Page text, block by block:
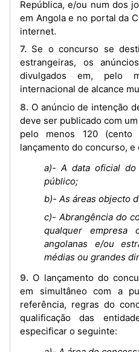
República, e/ou num dos
em Angola e no portal da
internet.
7. Se o concurso se destinar também a entidades
estrangeiras, os
divulgados em, pelo
internacional de alcance
8. O anúncio de intenção de lançamento de concurso
deve ser publicado com
pelo menos 120
lançamento do concurso,
a)- A data oficial do
público;
b)- As áreas objecto
c)- Abrangência do
qualquer empresa
angolanas e/ou
médias ou grandes
9. O lançamento do concurso público deve ocorrer
em simultâneo com a
referência, regras do
qualificação das
especificar o seguinte: